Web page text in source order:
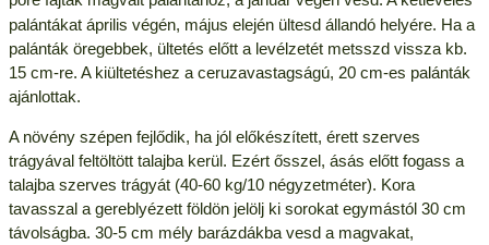
palántákat április végén, május elején ültesd állandó helyére. Ha a
palánták öregebbek, ültetés előtt a levélzetét metsszd vissza kb.
15 cm-re. A kiültetéshez a ceruzavastagságú, 20 cm-es palánták
ajánlottak.
A növény szépen fejlődik, ha jól előkészített, érett szerves
trágyával feltöltött talajba kerül. Ezért ősszel, ásás előtt fogass a
talajba szerves trágyát (40-60 kg/10 négyzetméter). Kora
tavasszal a gereblyézett földön jelölj ki sorokat egymástól 30 cm
távolságba. 30-5 cm mély barázdákba vesd a magvakat,